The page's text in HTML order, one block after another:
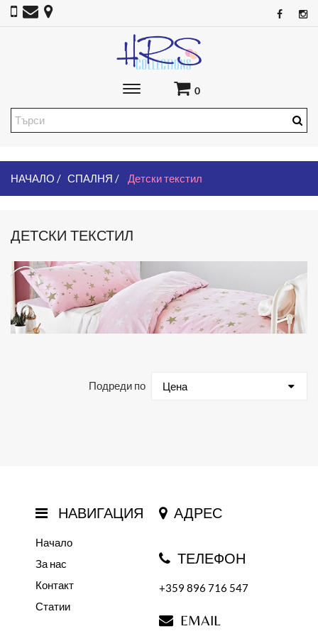
Toggle
main
0
НАЧАЛО СПАЛНЯ Детски текстил
ДЕТСКИ ТЕКСТИЛ
Подреди по Цена
НАВИГАЦИЯ
Начало
За нас
Контакт
Статии
АДРЕС
ТЕЛЕФОН
+359 896 716 547
EMAIL